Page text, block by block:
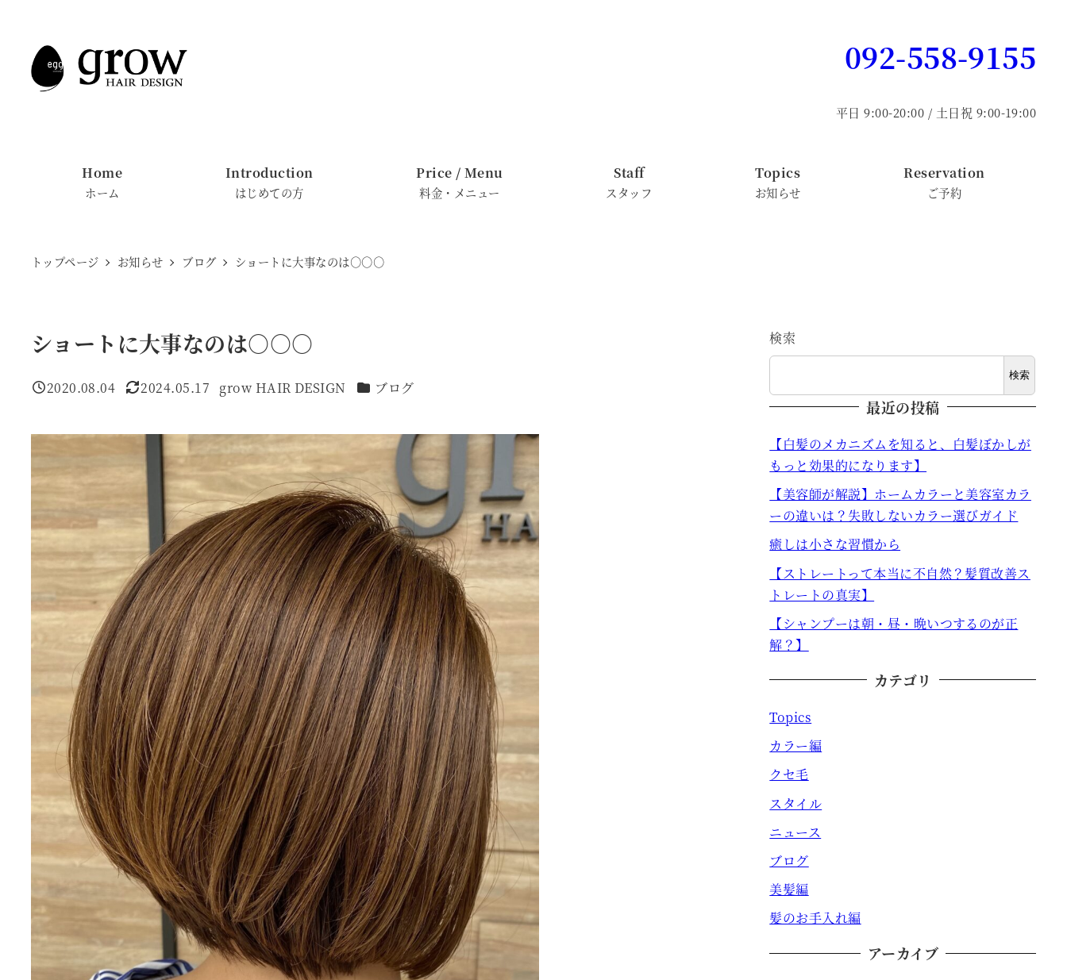
092-558-9155
平日 9:00-20:00 / 土日祝 9:00-19:00
Home
ホーム
Introduction
はじめての方
Price / Menu
料金・メニュー
Staff
スタッフ
Topics
お知らせ
Reservation
ご予約
トップページ お知らせ ブログ ショートに大事なのは○○○
ショートに大事なのは○○○
投稿日
2020.08.04
更新日
2024.05.17
著
grow HAIR DESIGN カテゴリー
ブログ
検索
検索
最近の投稿
【白髪のメカニズムを知ると、白髪ぼかしが
もっと効果的になります】
【美容師が解説】ホームカラーと美容室カラ
ーの違いは？失敗しないカラー選びガイド
癒しは小さな習慣から
【ストレートって本当に不自然？髪質改善ス
トレートの真実】
【シャンプーは朝・昼・晩いつするのが正
解？】
カテゴリ
Topics
カラー編
クセ毛
スタイル
ニュース
ブログ
美髪編
髪のお手入れ編
アーカイブ